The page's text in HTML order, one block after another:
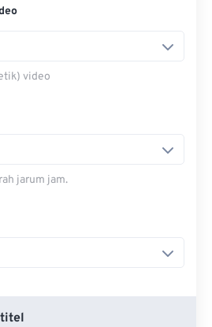
video
jarum jam.